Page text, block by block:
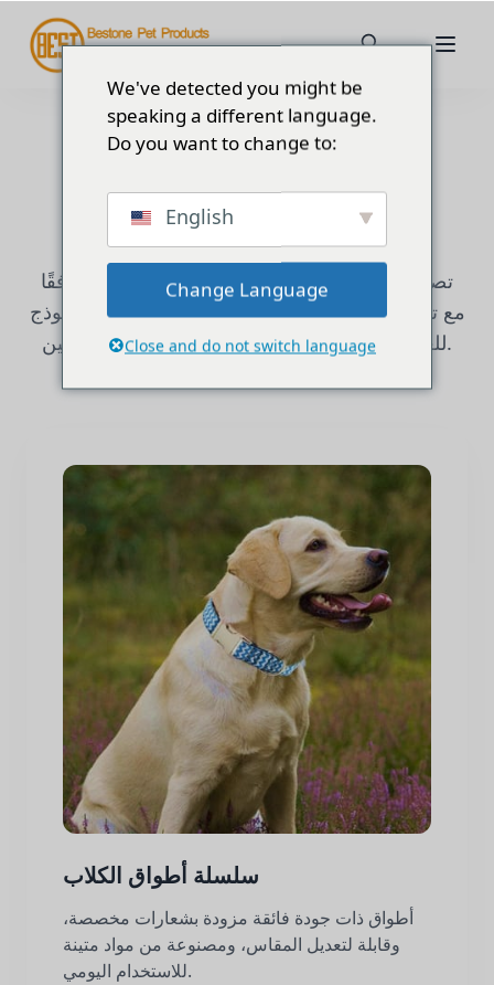
المنتجات الرئيسية
تصنيع منتجات الحيوانات الأليفة بشكل احترافي وفقًا
لنموذج «OEM» و«ODM»، مع تقديم خدمات التخصيص
للعلامات التجارية العالمية وتجار التجزئة والموزعين.
سلسلة أطواق الكلاب
أطواق ذات جودة فائقة مزودة بشعارات مخصصة،
وقابلة لتعديل المقاس، ومصنوعة من مواد متينة
للاستخدام اليومي.
We've detected you might be
speaking a different language.
Do you want to change to:
English
Change Language
Close and do not switch language